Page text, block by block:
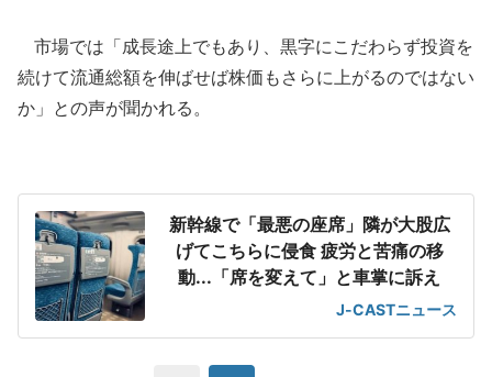
市場では「成長途上でもあり、黒字にこだわらず投資を
続けて流通総額を伸ばせば株価もさらに上がるのではない
か」との声が聞かれる。
新幹線で「最悪の座席」隣が大股広
げてこちらに侵食 疲労と苦痛の移
動...「席を変えて」と車掌に訴え
J-CASTニュース